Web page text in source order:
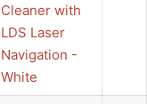
Cleaner with
LDS Laser
Navigation -
White